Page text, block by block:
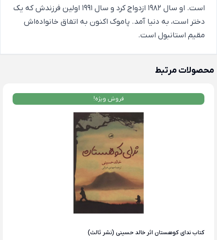
است. او سال ۱۹۸۲ ازدواج کرد و سال ۱۹۹۱ اولین فرزندش که یک
دختر است، به دنیا آمد. پاموک اکنون به اتفاق خانواده‌اش
مقیم استانبول است.
محصولات مرتبط
فروش ویژه!
کتاب ندای کوهستان اثر خالد حسینی (نشر ثالث)